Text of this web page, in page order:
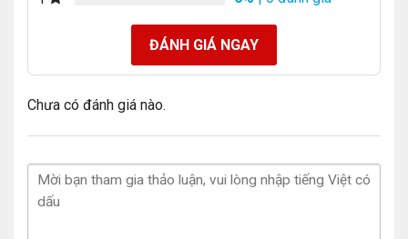
ĐÁNH GIÁ NGAY
Chưa có đánh giá nào.